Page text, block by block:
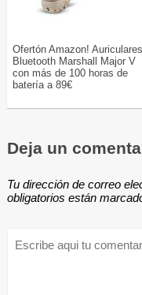
Ofertón Amazon! Auriculares
Bluetooth Marshall Major V
con más de 100 horas de
batería a 89€
Deja un
Tu dirección de correo
obligatorios están